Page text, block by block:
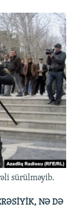
sürülməyib.
NƏ DƏ